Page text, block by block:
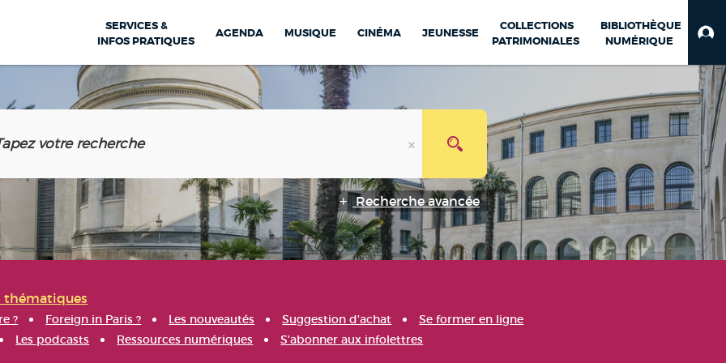
SERVICES &
INFOS PRATIQUES
AGENDA MUSIQUE CINÉMA JEUNESSE
COLLECTIONS
PATRIMONIALES
BIBLIOTHÈQUE
NUMÉRIQUE
Recherche avancée
thématiques
? Foreign in Paris ? Les nouveautés Suggestion d'achat
Se former en ligne
Les podcasts Ressources numériques S'abonner aux infolettres